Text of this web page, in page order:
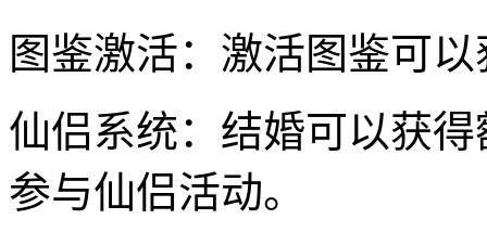
图鉴激活：激活图鉴可
仙侣系统：结婚可以获
参与仙侣活动。